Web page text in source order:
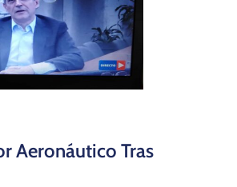
Aeronáutico Tras